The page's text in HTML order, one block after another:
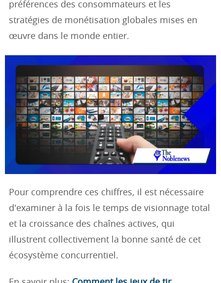
préférences des consommateurs et les
stratégies de monétisation globales mises en
œuvre dans le monde entier.
Pour comprendre ces chiffres, il est nécessaire
d'examiner à la fois le temps de visionnage total
et la croissance des chaînes actives, qui
illustrent collectivement la bonne santé de cet
écosystème concurrentiel.